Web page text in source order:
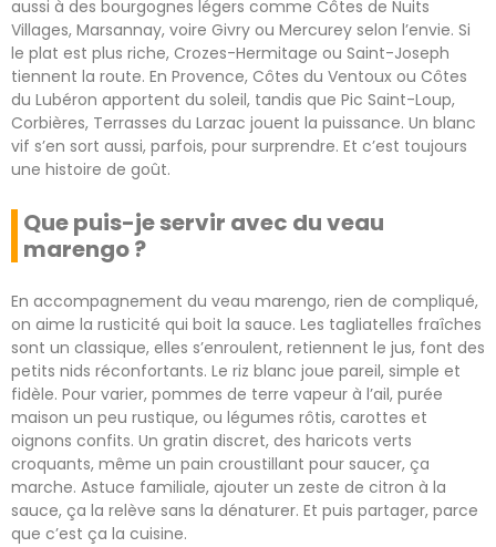
aussi à des bourgognes légers comme Côtes de Nuits
Villages, Marsannay, voire Givry ou Mercurey selon l’envie. Si
le plat est plus riche, Crozes-Hermitage ou Saint-Joseph
tiennent la route. En Provence, Côtes du Ventoux ou Côtes
du Lubéron apportent du soleil, tandis que Pic Saint-Loup,
Corbières, Terrasses du Larzac jouent la puissance. Un blanc
vif s’en sort aussi, parfois, pour surprendre. Et c’est toujours
une histoire de goût.
Que puis-je servir avec du veau
marengo ?
En accompagnement du veau marengo, rien de compliqué,
on aime la rusticité qui boit la sauce. Les tagliatelles fraîches
sont un classique, elles s’enroulent, retiennent le jus, font des
petits nids réconfortants. Le riz blanc joue pareil, simple et
fidèle. Pour varier, pommes de terre vapeur à l’ail, purée
maison un peu rustique, ou légumes rôtis, carottes et
oignons confits. Un gratin discret, des haricots verts
croquants, même un pain croustillant pour saucer, ça
marche. Astuce familiale, ajouter un zeste de citron à la
sauce, ça la relève sans la dénaturer. Et puis partager, parce
que c’est ça la cuisine.